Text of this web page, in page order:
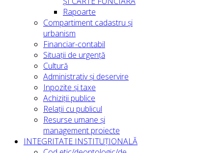
Rapoarte
Compartiment cadastru și
urbanism
Financiar-contabil
Situații de urgență
Cultură
Administrativ și deservire
Inpozite și taxe
Achiziții publice
Relații cu publicul
Resurse umane și
management proiecte
INTEGRITATE INSTITUȚIONALĂ